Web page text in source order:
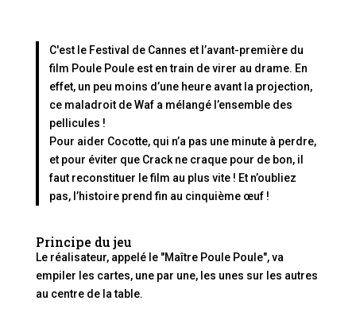
C'est le Festival de Cannes et l’avant-première du
film Poule Poule est en train de virer au drame. En
effet, un peu moins d’une heure avant la projection,
ce maladroit de Waf a mélangé l’ensemble des
pellicules !
Pour aider Cocotte, qui n’a pas une minute à perdre,
et pour éviter que Crack ne craque pour de bon, il
faut reconstituer le film au plus vite ! Et n’oubliez
pas, l’histoire prend fin au cinquième œuf !
Principe du jeu
Le réalisateur, appelé le "Maître Poule Poule", va
empiler les cartes, une par une, les unes sur les autres
au centre de la table.